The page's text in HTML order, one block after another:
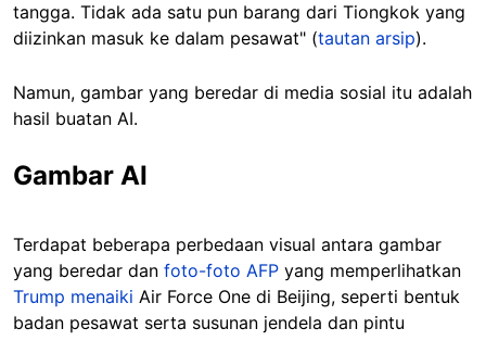
tangga. Tidak ada satu pun barang dari Tiongkok yang
diizinkan masuk ke dalam pesawat" (tautan arsip).
Namun, gambar yang beredar di media sosial itu adalah
hasil buatan AI.
Gambar AI
Terdapat beberapa perbedaan visual antara gambar
yang beredar dan foto-foto AFP yang memperlihatkan
Trump menaiki Air Force One di Beijing, seperti bentuk
badan pesawat serta susunan jendela dan pintu